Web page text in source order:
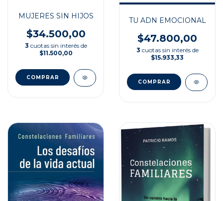
MUJERES SIN HIJOS
$34.500,00
3 cuotas sin interés de
$11.500,00
TU ADN EMOCIONAL
$47.800,00
3 cuotas sin interés de
$15.933,33